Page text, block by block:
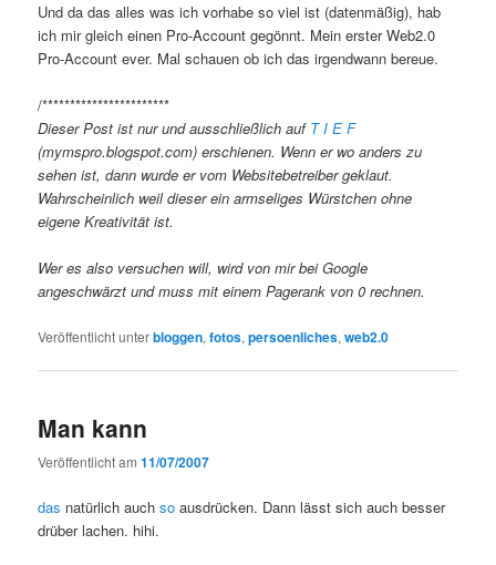
Und da das alles was ich vorhabe so viel ist (datenmäßig), hab
ich mir gleich einen Pro-Account gegönnt. Mein erster Web2.0
Pro-Account ever. Mal schauen ob ich das irgendwann bereue.
/***********************
Dieser Post ist nur und ausschließlich auf T I E F
(mymspro.blogspot.com) erschienen. Wenn er wo anders zu
sehen ist, dann wurde er vom Websitebetreiber geklaut.
Wahrscheinlich weil dieser ein armseliges Würstchen ohne
eigene Kreativität ist.
Wer es also versuchen will, wird von mir bei Google
angeschwärzt und muss mit einem Pagerank von 0 rechnen.
Veröffentlicht unterbloggen,fotos,persoenliches,web2.0
Man kann
Veröffentlicht am11/07/2007
das natürlich auchso ausdrücken. Dann lässt sich auch besser
drüber lachen. hihi.